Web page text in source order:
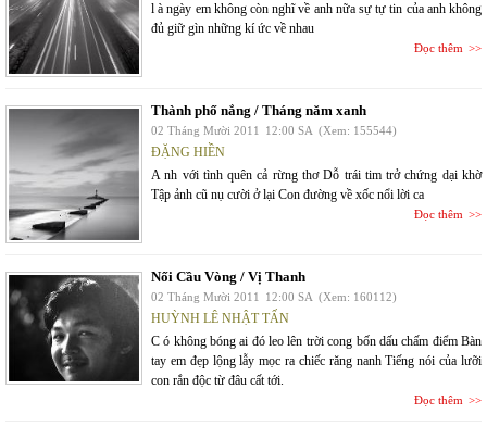
l à ngày em không còn nghĩ về anh nữa sự tự tin của anh không
đủ giữ gìn những kí ức về nhau
Đọc thêm
Thành phố nắng / Tháng năm xanh
02 Tháng Mười 2011 12:00 SA (Xem: 155544)
ĐẶNG HIỀN
A nh với tình quên cả rừng thơ Dỗ trái tim trở chứng dại khờ
Tập ảnh cũ nụ cười ở lại Con đường về xốc nổi lời ca
Đọc thêm
Nối Cầu Vòng / Vị Thanh
02 Tháng Mười 2011 12:00 SA (Xem: 160112)
HUỲNH LÊ NHẬT TẤN
C ó không bóng ai đó leo lên trời cong bốn dấu chấm điểm Bàn
tay em đẹp lộng lẫy mọc ra chiếc răng nanh Tiếng nói của lưỡi
con rắn độc từ đâu cất tới.
Đọc thêm